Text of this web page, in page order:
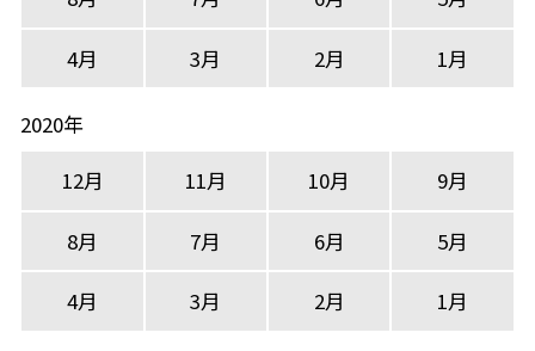
4月 3月 2月 1月
2020年
12月
11月 10月 9月
8月 7月 6月 5月
4月 3月 2月 1月